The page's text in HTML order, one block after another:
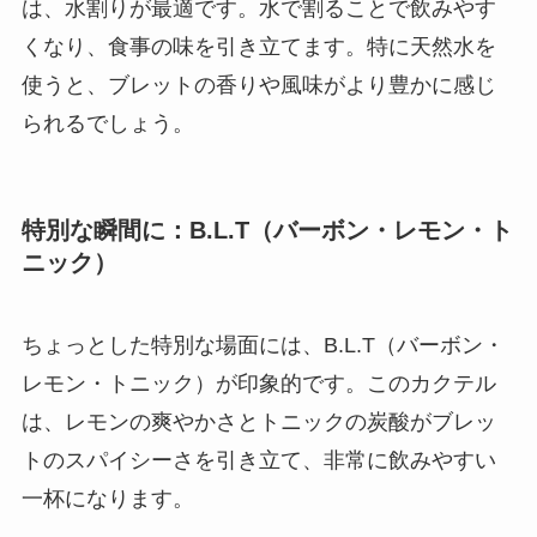
は、水割りが最適です。水で割ることで飲みやす
くなり、食事の味を引き立てます。特に天然水を
使うと、ブレットの香りや風味がより豊かに感じ
られるでしょう。
特別な瞬間に： B.L.T（バーボン・レモン・ト
ニック）
ちょっとした特別な場面には、B.L.T（バーボン・
レモン・トニック）が印象的です。このカクテル
は、レモンの爽やかさとトニックの炭酸がブレッ
トのスパイシーさを引き立て、非常に飲みやすい
一杯になります。